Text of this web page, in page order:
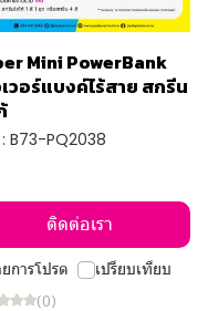
Mini PowerBank
วอร์แบงค์ไร้สาย สกรีน
: B73-PQ2038
ติดต่อเรา
การโปรด เปรียบเทียบ
(0)